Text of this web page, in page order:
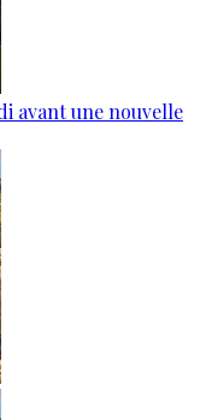
avant une nouvelle